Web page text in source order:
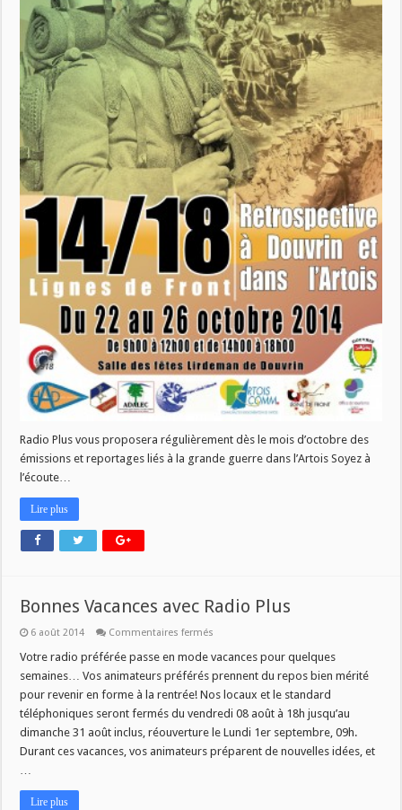
Radio Plus vous proposera régulièrement dès le mois d’octobre des
émissions et reportages liés à la grande guerre dans l’Artois Soyez à
l’écoute…
Lire plus
Bonnes Vacances avec Radio Plus
6 août 2014 Commentaires fermés
Vacances
Radio
Plus
Votre radio préférée passe en mode vacances pour quelques
semaines… Vos animateurs préférés prennent du repos bien mérité
pour revenir en forme à la rentrée! Nos locaux et le standard
téléphoniques seront fermés du vendredi 08 août à 18h jusqu’au
dimanche 31 août inclus, réouverture le Lundi 1er septembre, 09h.
Durant ces vacances, vos animateurs préparent de nouvelles idées, et
…
Lire plus